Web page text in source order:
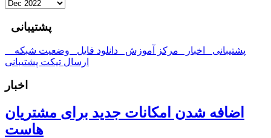
پشتیبانی
پشتیبانی اخبار مرکز آموزش دانلود فایل
وضعیت شبکه
ارسال تیکت پشتیبانی
اخبار
اضافه شدن امکانات جدید برای مشتریان
هاست